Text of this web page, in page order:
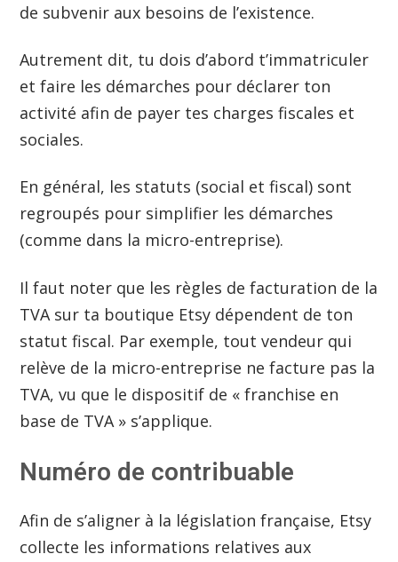
de subvenir aux besoins de l’existence.
Autrement dit, tu dois d’abord t’immatriculer
et faire les démarches pour déclarer ton
activité afin de payer tes charges fiscales et
sociales.
En général, les statuts (social et fiscal) sont
regroupés pour simplifier les démarches
(comme dans la micro-entreprise).
Il faut noter que les règles de facturation de la
TVA sur ta boutique Etsy dépendent de ton
statut fiscal. Par exemple, tout vendeur qui
relève de la micro-entreprise ne facture pas la
TVA, vu que le dispositif de « franchise en
base de TVA » s’applique.
Numéro de contribuable
Afin de s’aligner à la législation française, Etsy
collecte les informations relatives aux